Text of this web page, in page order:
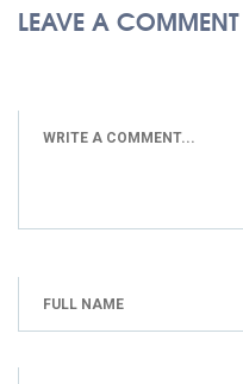
LEAVE A COMMENT